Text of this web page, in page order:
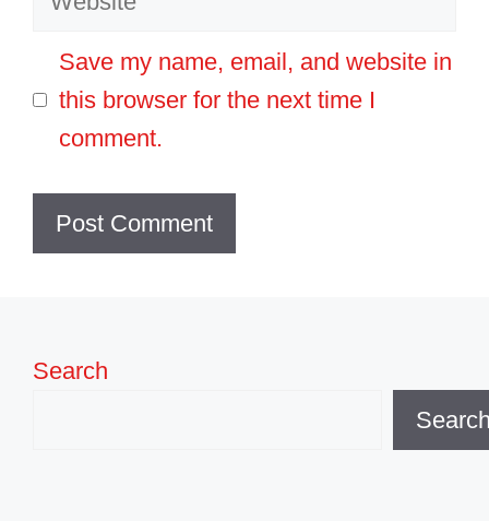
Save my name, email, and website in
this browser for the next time I
comment.
Search